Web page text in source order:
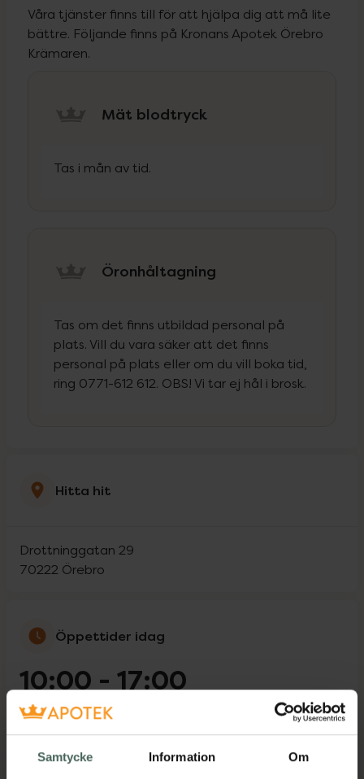
Samtycke Information Om
Våra tjänster finns till för att hjälpa dig att må lite
bättre. Följande finns på Kronans Apotek Örebro
Krämaren.
Mät blodtryck
Tas i mån av tid.
Öronhåltagning
Tas om det finns utbildad personal på
plats. Vill du vara säker att det finns
personal på plats eller om du vill boka tid,
ring 0771-612 612. OBS! Vi tar ej hål i brosk.
Hitta hit
Drottninggatan 29
70222 Örebro
Öppettider idag
10:00-17:00
Måndag 10:00-19:00